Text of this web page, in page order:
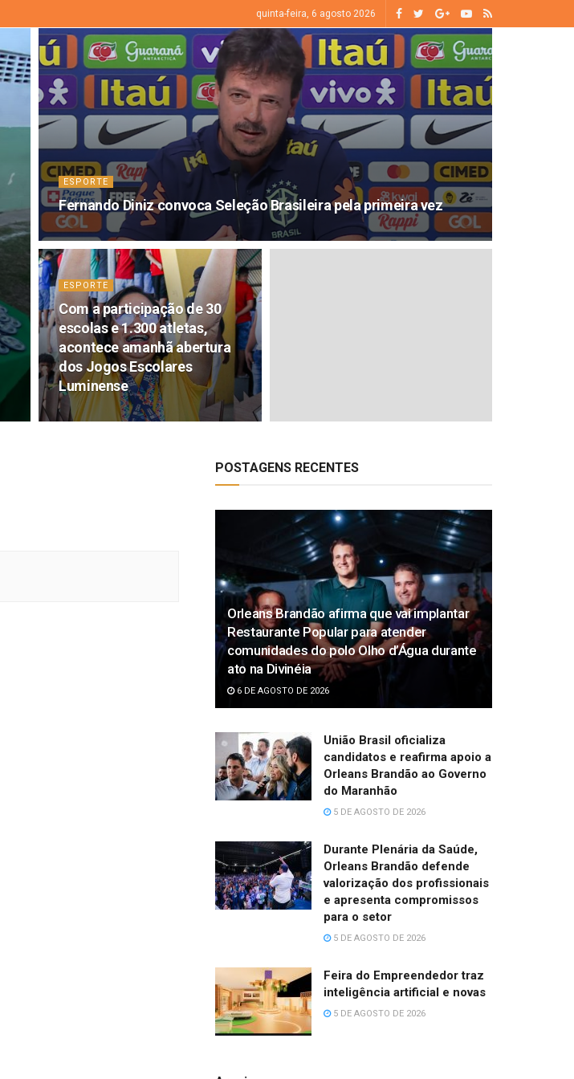
quinta-feira, 6 agosto 2026
ESPORTE
Fernando Diniz convoca Seleção Brasileira pela primeira vez
ESPORTE
Com a participação de 30
escolas e 1.300 atletas,
acontece amanhã abertura
dos Jogos Escolares
Luminense
POSTAGENS RECENTES
Orleans Brandão afirma que vai implantar
Restaurante Popular para atender
comunidades do polo Olho d’Água durante
ato na Divinéia
6 DE AGOSTO DE 2026
União Brasil oficializa
candidatos e reafirma apoio a
Orleans Brandão ao Governo
do Maranhão
5 DE AGOSTO DE 2026
Durante Plenária da Saúde,
Orleans Brandão defende
valorização dos profissionais
e apresenta compromissos
para o setor
5 DE AGOSTO DE 2026
Feira do Empreendedor traz
inteligência artificial e novas
5 DE AGOSTO DE 2026